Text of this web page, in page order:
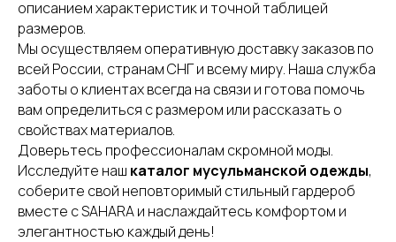
описанием характеристик и точной таблицей
размеров.
Мы осуществляем оперативную доставку заказов по
всей России, странам СНГ и всему миру. Наша служба
заботы о клиентах всегда на связи и готова помочь
вам определиться с размером или рассказать о
свойствах материалов.
Доверьтесь профессионалам скромной моды.
Исследуйте наш каталог мусульманской одежды,
соберите свой неповторимый стильный гардероб
вместе с SAHARA и наслаждайтесь комфортом и
элегантностью каждый день!